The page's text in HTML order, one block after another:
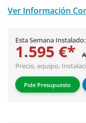
Ver Información
Esta Semana Instalado:
1.595 €*
Precio, equipo,
Pide Presupuesto